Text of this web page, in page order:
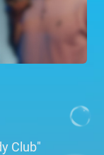
Club"